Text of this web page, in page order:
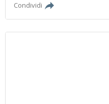
Condividi